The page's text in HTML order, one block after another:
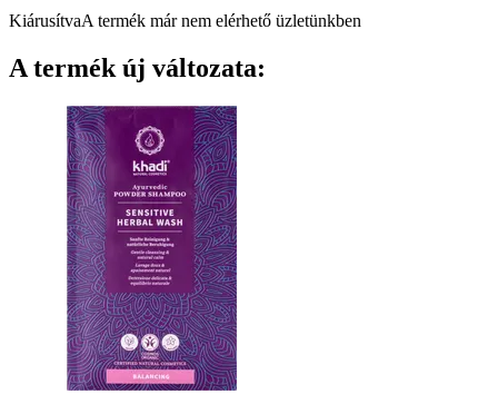
KiárusítvaA termék már nem elérhető üzletünkben
A termék új változata: